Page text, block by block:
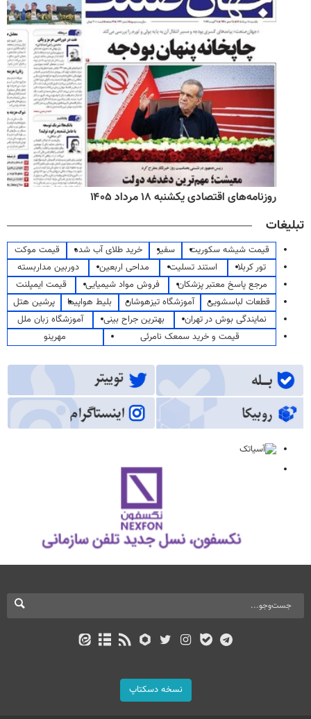
روزنامه‌های اقتصادی یکشنبه ۱۸ مرداد ۱۴۰۵
تبلیغات
قیمت شیشه سکوریت سفیر خرید طلای آب شده
قیمت موکت
تور کربلا
استند تسلیت مداحی اربعین
دوربین مداربسته
مرجع پاسخ معتبر پزشکان
فروش مواد شیمیایی
قیمت ایمپلنت
قطعات لباسشویی
آموزشگاه تیزهوشان بلیط هواپیما
پرشین هتل
نمایندگی بوش در تهران
بهترین جراح بینی
آموزشگاه زبان ملل
قیمت و خرید سمعک نامرئی
مهرینو
نسخه دسکتاپ